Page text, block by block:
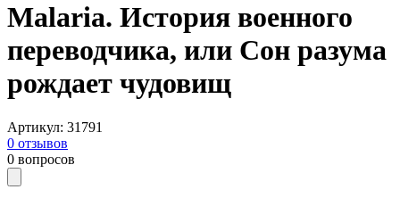
Malaria. История военного
переводчика, или Сон разума
рождает чудовищ
Артикул: 31791
0 отзывов
0 вопросов